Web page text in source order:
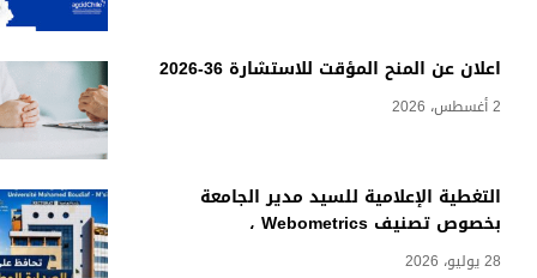
اعلان عن المنح المؤقت للاستشارة 36-2026
2 أغسطس، 2026
التغطية الإعلامية للسيد مدير الجامعة
بخصوص تصنيف Webometrics ،
28 يوليو، 2026